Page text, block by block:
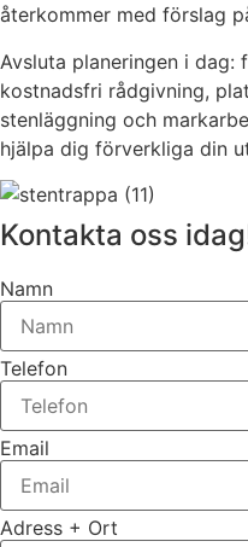
återkommer med förslag
Avsluta planeringen i
kostnadsfri rådgivning,
stenläggning och
hjälpa dig förverkliga din
Kontakta oss
Namn
Telefon
Email
Adress + Ort